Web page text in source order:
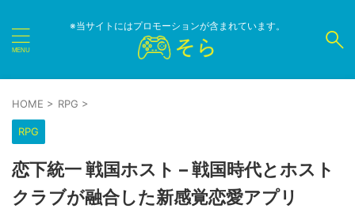
※当サイトにはプロモーションが含まれています。
HOME > RPG >
RPG
恋下統一 戦国ホスト – 戦国時代とホスト
クラブが融合した新感覚恋愛アプリ